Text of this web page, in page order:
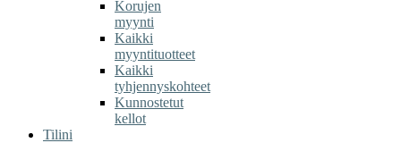
Korujen
myynti
Kaikki
myyntituotteet
Kaikki
tyhjennyskohteet
Kunnostetut
kellot
Tilini